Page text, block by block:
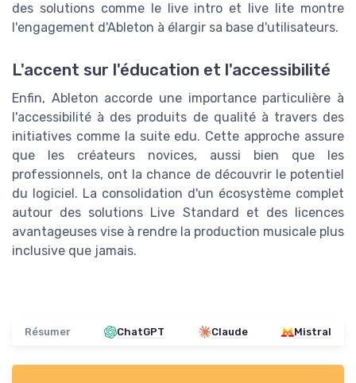
des solutions comme le live intro et live lite montre
l'engagement d'Ableton à élargir sa base d'utilisateurs.
L'accent sur l'éducation et l'accessibilité
Enfin, Ableton accorde une importance particulière à
l'accessibilité à des produits de qualité à travers des
initiatives comme la suite edu. Cette approche assure
que les créateurs novices, aussi bien que les
professionnels, ont la chance de découvrir le potentiel
du logiciel. La consolidation d'un écosystème complet
autour des solutions Live Standard et des licences
avantageuses vise à rendre la production musicale plus
inclusive que jamais.
Résumer ChatGPT Claude Mistral